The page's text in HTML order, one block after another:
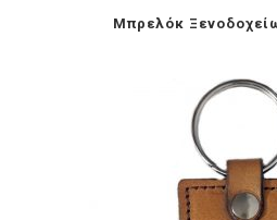
Mπρελόκ